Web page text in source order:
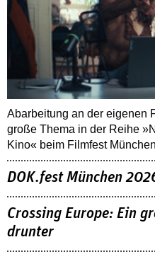
Abarbeitung an der eigenen
große Thema in der Reihe
Kino« beim Filmfest
DOK.fest München
Crossing Europe: Ein
drunter